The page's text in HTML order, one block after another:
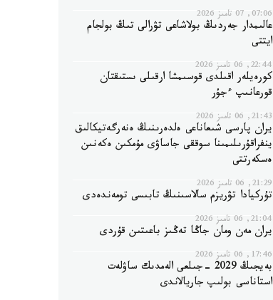
07:06, 07 تامىز 2026
عالىمدار جەردىڭ بولاشاعى تۋرالى تىڭ بولجام
ايتتى
22:44, 06 تامىز 2026
كورەيلەر اقىلدى قوسىمشا ارقىلى ىستىقتان
قورعانىپ ءجۇر
21:43, 06 تامىز 2026
يران پارسى شىعاناعى ەلدەرىنىڭ ەنەرگەتيكالىق
ينفراقۇرىلىمىنا سوققى جاساۋى مۇمكىن ەكەنىن
ەسكەرتتى
21:29, 06 تامىز 2026
تۇركيادا تۋريزم سالاسىنىڭ تابىسى تومەندەدى
21:04, 06 تامىز 2026
يران مەن ومان جاڭا تەڭىز باعىتىن قۇردى
17:46, 06 تامىز 2026
بەيجىڭ 2029 -جىلعى الەمدىك ساۋلەت
استاناسى بولىپ جاريالاندى